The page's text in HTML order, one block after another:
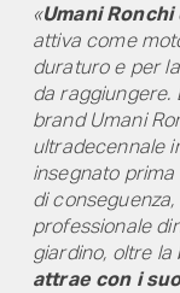
«UmaniRonchi
attiva come
duraturo e per
da raggiungere.
brand Umani
ultradecennale
insegnato
di
professionale
giardino, oltre la
attraecon i